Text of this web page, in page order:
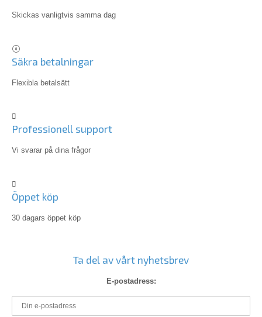
Skickas vanligtvis samma dag
Säkra betalningar
Flexibla betalsätt
Professionell support
Vi svarar på dina frågor
Öppet köp
30 dagars öppet köp
Ta del av vårt nyhetsbrev
E-postadress: